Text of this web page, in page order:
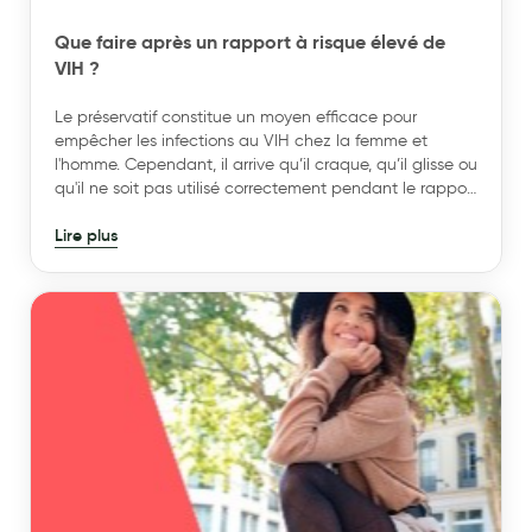
Chaussures
Médication familiale
Orthopédie
Les marques
My Privilege
Les promotions
Que faire après un rapport à risque élevé de
VIH ?
Le préservatif constitue un moyen efficace pour
empêcher les infections au VIH chez la femme et
l'homme. Cependant, il arrive qu’il craque, qu’il glisse ou
qu'il ne soit pas utilisé correctement pendant le rapport
(virus de l’immunodéficience humaine) lors d’un rapport
Lire plus